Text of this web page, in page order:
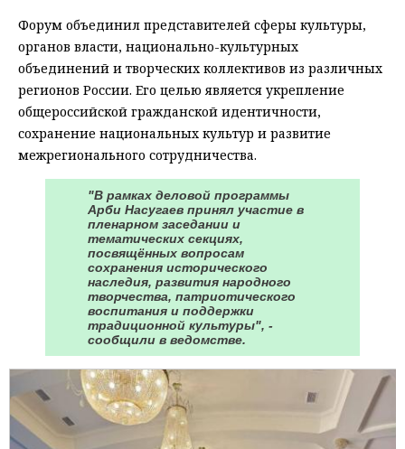
Форум объединил представителей сферы культуры,
органов власти, национально-культурных
объединений и творческих коллективов из различных
регионов России. Его целью является укрепление
общероссийской гражданской идентичности,
сохранение национальных культур и развитие
межрегионального сотрудничества.
"В рамках деловой программы
Арби Насугаев принял участие в
пленарном заседании и
тематических секциях,
посвящённых вопросам
сохранения исторического
наследия, развития народного
творчества, патриотического
воспитания и поддержки
традиционной культуры", -
сообщили в ведомстве.